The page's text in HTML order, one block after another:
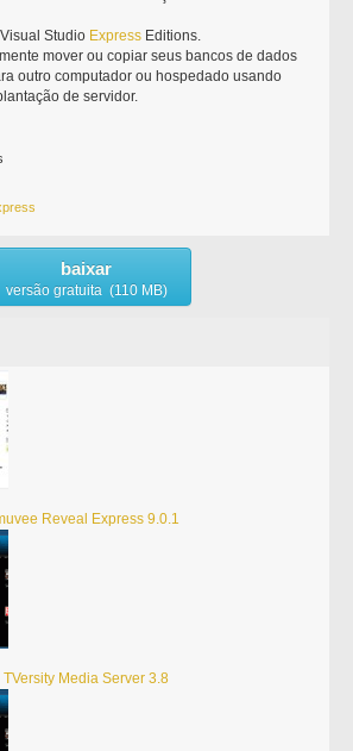
Studio Express Editions.
mover ou copiar seus bancos de dados
outro computador ou hospedado usando
de servidor.
baixar
versão gratuita (110 MB)
Reveal Express 9.0.1
TVersity Media Server 3.8